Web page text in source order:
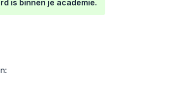
is binnen je academie.